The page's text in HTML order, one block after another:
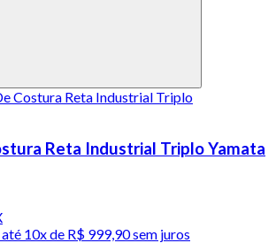
Reta Industrial Triplo Yamata
10x de R$ 999,90 sem juros